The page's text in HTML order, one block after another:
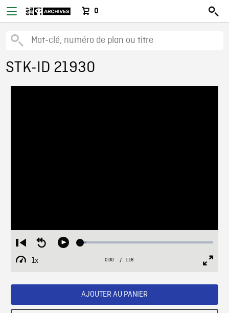
0
STK-ID 21930
Restart
from
beginning
Seek
Play Loaded:
1x
Playback
Current
0:00 / Duration
1:16
AJOUTER AU PANIER